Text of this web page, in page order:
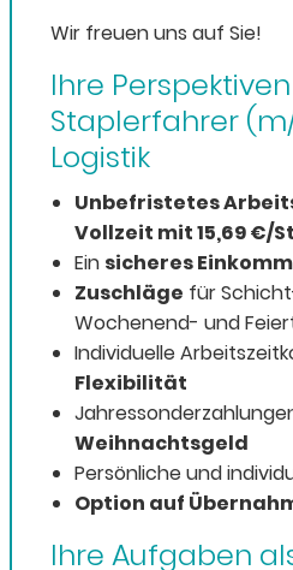
Wir freuen uns auf Sie!
Ihre
Staplerfahrer
Logistik
Unbefristetes
Vollzeit mit 15,69 €/
Ein sicheres
Zuschläge für
Wochenend- und
Individuelle
Flexibilität
Weihnachtsgeld
Persönliche und
Option auf
Ihre Aufgaben